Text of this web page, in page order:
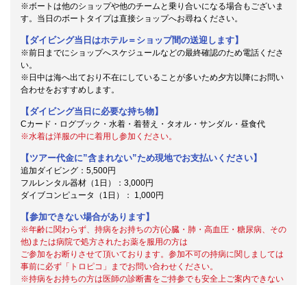
※ボートは他のショップや他のチームと乗り合いになる場合もございま
す。当日のボートタイプは直接ショップへお尋ねください。
【ダイビング当日はホテル＝ショップ間の送迎します】
※前日までにショップへスケジュールなどの最終確認のため電話くださ
い。
※日中は海へ出ており不在にしていることが多いため夕方以降にお問い
合わせをおすすめします。
【ダイビング当日に必要な持ち物】
Cカード・ログブック・水着・着替え・タオル・サンダル・昼食代
※水着は洋服の中に着用し参加ください。
【ツアー代金に”含まれない”ため現地でお支払いください】
追加ダイビング：5,500円
フルレンタル器材（1日）：3,000円
ダイブコンピュータ（1日）： 1,000円
【参加できない場合があります】
※年齢に関わらず、持病をお持ちの方(心臓・肺・高血圧・糖尿病、その
他)または病院で処方されたお薬を服用の方は
ご参加をお断りさせて頂いております。参加不可の持病に関しましては
事前に必ず「トロピコ」までお問い合わせください。
※持病をお持ちの方は医師の診断書をご持参でも安全上ご案内できない